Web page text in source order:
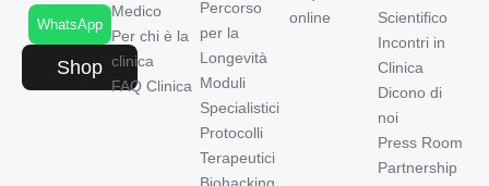
WhatsApp
Shop
Medico
Per chi è la
clinica
FAQ Clinica
Percorso
per la
Longevità
Moduli
Specialistici
Protocolli
Terapeutici
online
Scientifico
Incontri in
Clinica
Dicono di
noi
Press Room
Partnership